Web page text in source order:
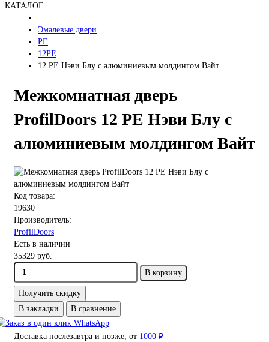
КАТАЛОГ
Эмалевые двери
PE
12PE
12 PE Нэви Блу с алюминиевым молдингом Вайт
Межкомнатная дверь
ProfilDoors 12 PE Нэви Блу с
алюминиевым молдингом Вайт
Код товара:
19630
Производитель:
ProfilDoors
Есть в наличии
35329 руб.
В корзину
Получить скидку
В закладки
В сравнение
Доставка послезавтра и позже, от 1000 ₽